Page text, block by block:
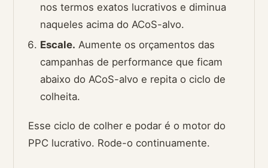
nos termos exatos lucrativos e diminua
naqueles acima do ACoS-alvo.
Escale. Aumente os orçamentos das
campanhas de performance que ficam
abaixo do ACoS-alvo e repita o ciclo de
colheita.
Esse ciclo de colher e podar é o motor do
PPC lucrativo. Rode-o continuamente.